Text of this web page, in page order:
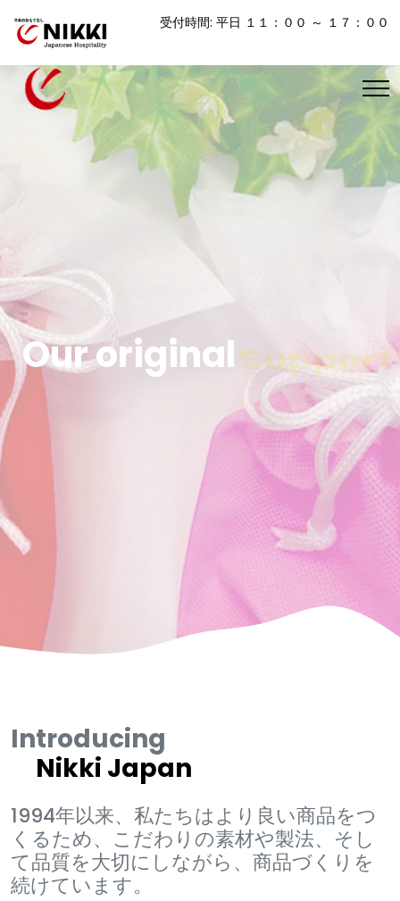
受付時間: 平日 １１：００ ～ １７：００
Our originalSupport
Introducing
Nikki Japan
1994年以来、私たちはより良い商品をつ
くるため、こだわりの素材や製法、そし
て品質を大切にしながら、商品づくりを
続けています。